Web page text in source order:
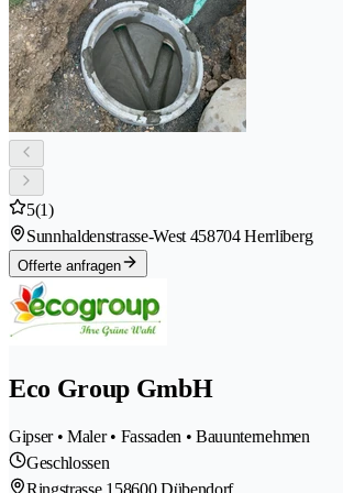
5(1)
Sunnhaldenstrasse-West 458704 Herrliberg
Offerte anfragen
Eco Group GmbH
Gipser • Maler • Fassaden • Bauunternehmen
Geschlossen